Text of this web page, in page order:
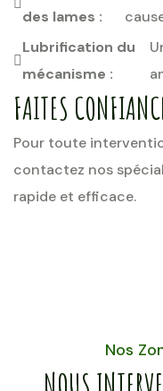
des lames :
Lubrification du
mécanisme :
FAITES
Pour toute
contactez nos
rapide et efficace.
Nos